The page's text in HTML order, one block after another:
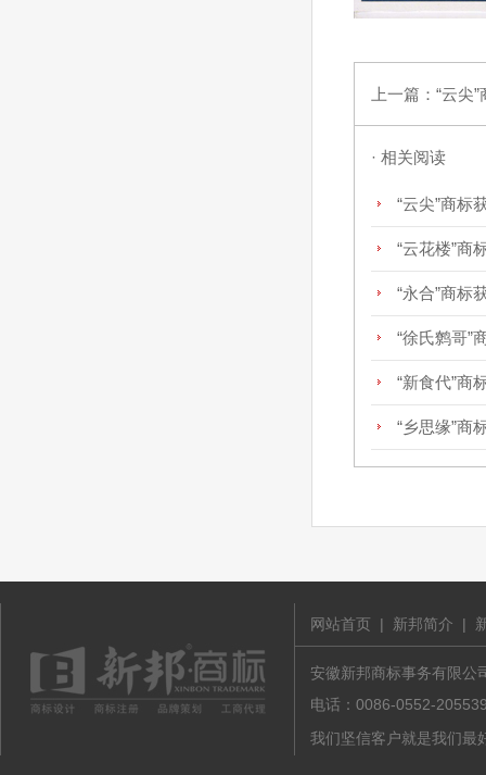
上一篇： “云尖
· 相关阅读
“云尖”商标
“云花楼”商
“永合”商标
“徐氏鹩哥”
“新食代”商
“乡思缘”商
网站首页 | 新邦简介 |
安徽新邦商标事务有限公
电话：0086-0552-
我们坚信客户就是我们最